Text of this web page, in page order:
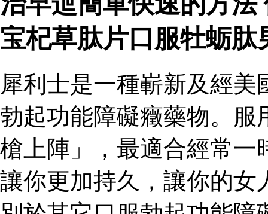
宝杞草肽片口服牡蛎肽
犀利士是一種嶄新及經
勃起功能障礙癥藥物。服
槍上陣」，最適合經常一
讓你更加持久，讓你的女